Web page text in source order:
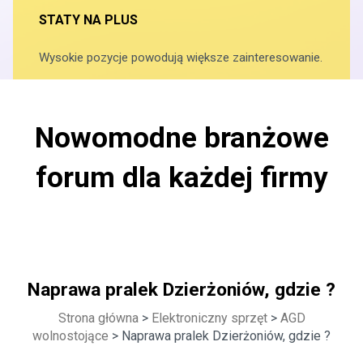
STATY NA PLUS
Wysokie pozycje powodują większe zainteresowanie.
Nowomodne branżowe
forum dla każdej firmy
Naprawa pralek Dzierżoniów, gdzie ?
Strona główna> Elektroniczny sprzęt> AGD
wolnostojące > Naprawa pralek Dzierżoniów, gdzie ?